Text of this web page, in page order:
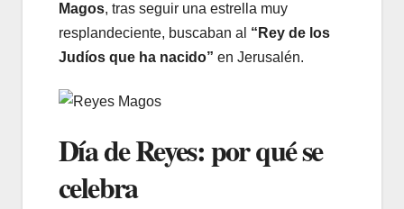
Magos, tras seguir una estrella muy
resplandeciente, buscaban al “Rey de los
Judíos que ha nacido” en Jerusalén.
Día de Reyes: por qué se
celebra